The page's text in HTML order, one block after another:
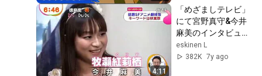
4:11
「めざましテレビ」
にて宮野真守&今井
麻美のインタビュー
が放送！
Steins;Gate 特集 声
eskinen L
382K 7y ago